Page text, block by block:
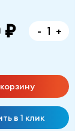
₽ - +
в 1 клик